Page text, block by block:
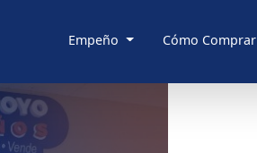
Empeño Cómo Comprar